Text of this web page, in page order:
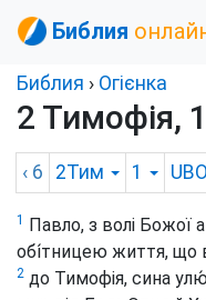
Библия
Библия › Огієнка
2 Тимофія, 1
‹ 6 2Тим 1 UBO
1
Павло, з волі Божої
обі́тницею життя, що в
2 до Тимофія, сина